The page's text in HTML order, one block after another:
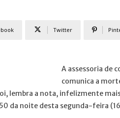
Twitter
A assessoria de
comunica a
lembra a nota, infelizmente
da noite desta segunda-feira